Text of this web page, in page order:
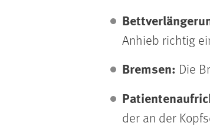
Anhieb richtig
Bremsen: Die
der an der